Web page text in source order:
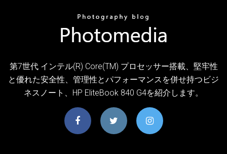
第7世代 インテル(R) Core(TM) プロセッサー搭載、堅牢性
と優れた安全性、管理性とパフォーマンスを併せ持つビジ
ネスノート、HP EliteBook 840 G4を紹介します。